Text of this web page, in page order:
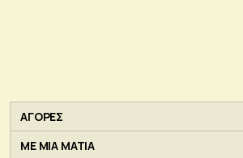
ΑΓΟΡΕΣ
ΜΕ ΜΙΑ ΜΑΤΙΑ